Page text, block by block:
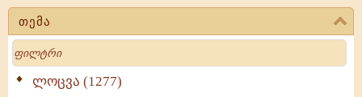
თემა
Search
ლოცვა (1277)